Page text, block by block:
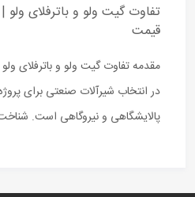
تفاوت گیت ولو و باترفلای ولو
قیمت
مقدمه تفاوت گیت ولو و باترفلای
در انتخاب شیرآلات صنعتی برای
پالایشگاهی و نیروگاهی است.